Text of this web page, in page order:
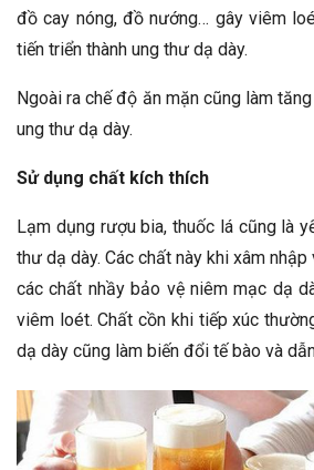
đồ cay nóng, đồ nướng… gây viêm
tiến triển thành ung thư dạ dày.
Ngoài ra chế độ ăn mặn cũng làm
ung thư dạ dày.
Sử dụng chất kích thích
Lạm dụng rượu bia, thuốc lá cũng là
thư dạ dày. Các chất này khi xâm
các chất nhầy bảo vệ niêm mạc dạ
viêm loét. Chất cồn khi tiếp xúc
dạ dày cũng làm biến đổi tế bào và